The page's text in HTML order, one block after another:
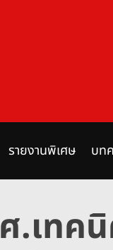
รายงานพิเศษ บท
.เทค